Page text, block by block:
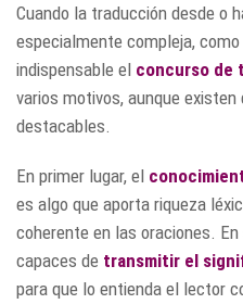
Cuando la traducción desde o
especialmente compleja,
indispensable el concurso de
varios motivos, aunque
destacables.
En primer lugar, el
es algo que aporta riqueza
coherente en las oraciones.
capaces de transmitir el
para que lo entienda el lector